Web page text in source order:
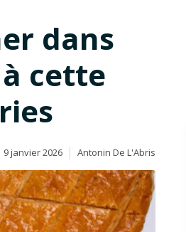
dans
cette
9 janvier 2026 Antonin De L'Abris